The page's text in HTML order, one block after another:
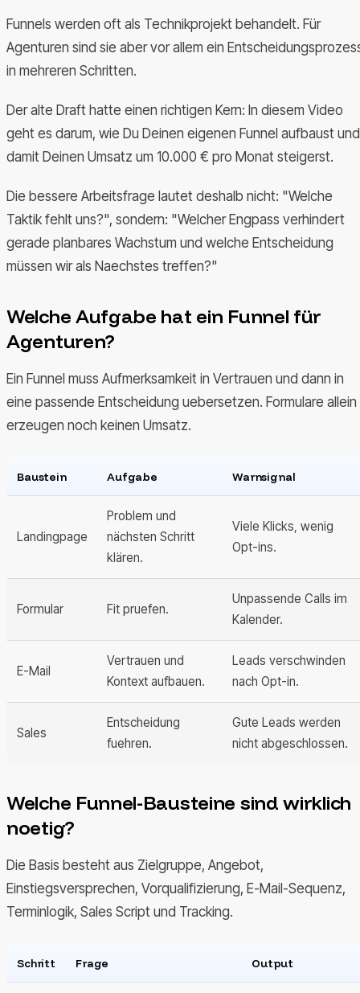
Funnels werden oft als Technikprojekt behandelt. Für
Agenturen sind sie aber vor allem ein
in mehreren Schritten.
Der alte Draft hatte einen richtigen Kern: In diesem Video
geht es darum, wie Du Deinen eigenen Funnel aufbaust und
damit Deinen Umsatz um 10.000 € pro Monat steigerst.
Die bessere Arbeitsfrage lautet deshalb nicht: "Welche
Taktik fehlt uns?", sondern: "Welcher Engpass verhindert
gerade planbares Wachstum und welche Entscheidung
müssen wir als Naechstes treffen?"
Welche Aufgabe hat ein Funnel für
Agenturen?
Ein Funnel muss Aufmerksamkeit in Vertrauen und dann in
eine passende Entscheidung uebersetzen. Formulare allein
erzeugen noch keinen Umsatz.
Baustein Aufgabe Warnsignal
Landingpage
Problem und
nächsten Schritt
klären.
Viele Klicks, wenig
Opt-ins.
Formular Fit pruefen.
Unpassende Calls im
Kalender.
E-Mail
Vertrauen und
Kontext aufbauen.
Leads verschwinden
nach Opt-in.
Sales
Entscheidung
fuehren.
Gute Leads werden
nicht abgeschlossen.
Welche Funnel-Bausteine sind wirklich
noetig?
Die Basis besteht aus Zielgruppe, Angebot,
Einstiegsversprechen, Vorqualifizierung, E-Mail-Sequenz,
Terminlogik, Sales Script und Tracking.
Schritt Frage Output